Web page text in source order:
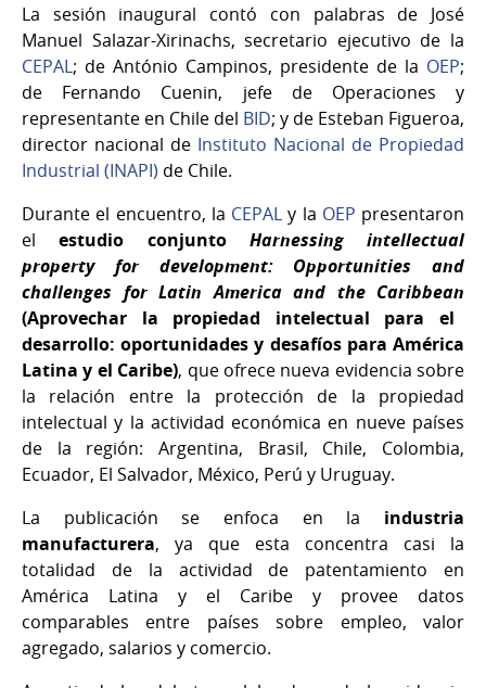
La sesión inaugural contó con palabras de José
Manuel Salazar-Xirinachs, secretario ejecutivo de la
CEPAL; de António Campinos, presidente de la OEP;
de Fernando Cuenin, jefe de Operaciones y
representante en Chile del BID; y de Esteban Figueroa,
director nacional de Instituto Nacional de Propiedad
Industrial (INAPI) de Chile.
Durante el encuentro, la CEPAL y la OEP presentaron
elestudio conjunto Harnessing intellectual
property for development: Opportunities and
challenges for Latin America and the Caribbean
(Aprovechar la propiedad intelectual para el
desarrollo: oportunidades y desafíos para América
Latina y el Caribe), que ofrece nueva evidencia sobre
la relación entre la protección de la propiedad
intelectual y la actividad económica en nueve países
de la región: Argentina, Brasil, Chile, Colombia,
Ecuador, El Salvador, México, Perú y Uruguay.
La publicación se enfoca en la industria
manufacturera, ya que esta concentra casi la
totalidad de la actividad de patentamiento en
América Latina y el Caribe y provee datos
comparables entre países sobre empleo, valor
agregado, salarios y comercio.